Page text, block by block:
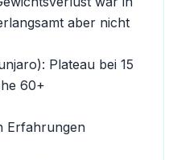
aber nicht
Plateau bei 15
60+
Erfahrungen